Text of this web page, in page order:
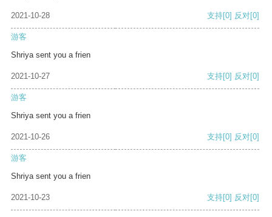
2021-10-28 支持[0] 反对[0]
游客
Shriya sent you a frien
2021-10-27 支持[0] 反对[0]
游客
Shriya sent you a frien
2021-10-26 支持[0] 反对[0]
游客
Shriya sent you a frien
2021-10-23 支持[0] 反对[0]